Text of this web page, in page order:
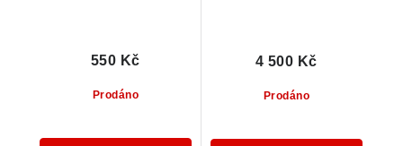
Prodáno
550 Kč
Prodáno
4 500 Kč